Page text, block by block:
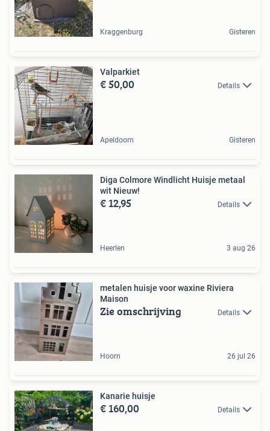
Kraggenburg Gisteren
Valparkiet
€ 50,00 Details
Apeldoorn Gisteren
Diga Colmore Windlicht Huisje metaal
wit Nieuw!
€ 12,95 Details
Heerlen 3 aug 26
metalen huisje voor waxine Riviera
Maison
Zie omschrijving Details
Hoorn 26 jul 26
Kanarie huisje
€ 160,00 Details